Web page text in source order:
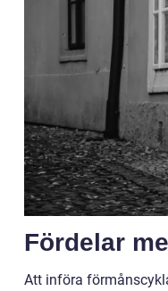
Fördelar
Att införa